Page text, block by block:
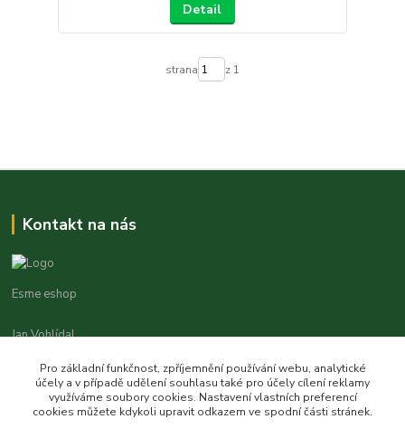
Detail
strana z 1
Kontakt na nás
Esme eshop
Jan Vohlídal
8,00 - 20,00
objednavky@esme-eshop.cz
Pro základní funkčnost, zpříjemnění používání webu, analytické
účely a v případě udělení souhlasu také pro účely cílení reklamy
využíváme soubory cookies. Nastavení vlastních preferencí
cookies můžete kdykoli upravit odkazem ve spodní části stránek.